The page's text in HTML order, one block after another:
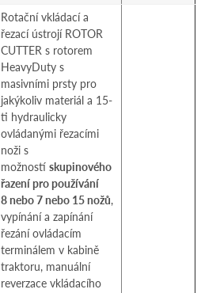
Rotační vkládací a
řezací ústrojí ROTOR
CUTTER s rotorem
HeavyDuty s
masivními prsty pro
jakýkoliv materiál a 15-
ti hydraulicky
ovládanými řezacími
noži s
možností skupinového
řazení pro používání
8 nebo 7 nebo 15 nožů,
vypínání a zapínání
řezání ovládacím
terminálem v kabině
traktoru, manuální
reverzace vkládacího